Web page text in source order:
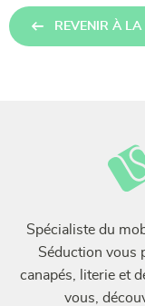
REVENIR À LA
Spécialiste du
Séduction vous
canapés, literie et
vous,